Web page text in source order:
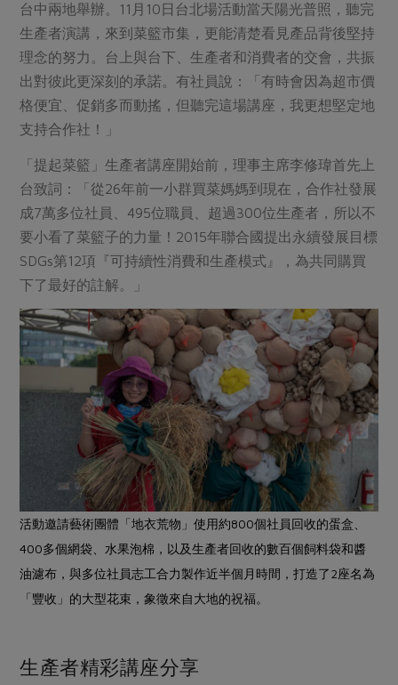
素食專區
樂齡友善
高麗菜海鮮煎餅
地區活動
社務會議 地區活動
活動報下載
台中兩地舉辦。11月10日台北場活動當天陽光普照，聽完
生產者演講，來到菜籃市集，更能清楚看見產品背後堅持
理念的努力。台上與台下、生產者和消費者的交會，共振
出對彼此更深刻的承諾。有社員說：「有時會因為超市價
格便宜、促銷多而動搖，但聽完這場講座，我更想堅定地
支持合作社！」
「提起菜籃」生產者講座開始前，理事主席李修瑋首先上
台致詞：「從26年前一小群買菜媽媽到現在，合作社發展
成7萬多位社員、495位職員、超過300位生產者，所以不
要小看了菜籃子的力量！2015年聯合國提出永續發展目標
SDGs第12項『可持續性消費和生產模式』，為共同購買
下了最好的註解。」
活動邀請藝術團體「地衣荒物」使用約800個社員回收的蛋盒、
400多個網袋、水果泡棉，以及生產者回收的數百個飼料袋和醬
油濾布，與多位社員志工合力製作近半個月時間，打造了2座名為
「豐收」的大型花束，象徵來自大地的祝福。
生產者精彩講座分享